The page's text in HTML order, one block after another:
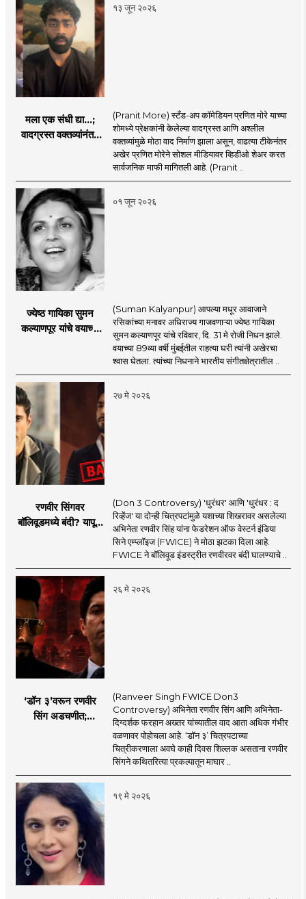
१३ जून २०२६
मला एक संधी द्या...;
वादग्रस्त वक्तव्यांनंतर
म्हणाला?
(Pranit More) स्टँड-अप कॉमेडियन प्रणित मोरे याच्या
शोमध्ये प्रेक्षकांनी केलेल्या वादग्रस्त आणि अश्लील
वक्तव्यांमुळे मोठा वाद निर्माण झाला असून, वाढत्या टीकेनंतर
अखेर प्रणित मोरेने सोशल मीडियावर व्हिडीओ शेअर करत
सार्वजनिक माफी मागितली आहे. (Pranit ..
०१ जून २०२६
ज्येष्ठ गायिका सुमन
कल्याणपूर यांचे वयाच्या
(Suman Kalyanpur) आपल्या मधूर आवाजाने
रसिकांच्या मनावर अधिराज्य गाजवणाऱ्या ज्येष्ठ गायिका
सुमन कल्याणपूर यांचे रविवार, दि. 31 मे रोजी निधन झाले.
वयाच्या 89व्या वर्षी मुंबईतील राहत्या घरी त्यांनी अखेरचा
श्वास घेतला. त्यांच्या निधनाने भारतीय संगीतक्षेत्रातील ..
२७ मे २०२६
रणवीर सिंगवर
बॉलिवूडमध्ये बंदी? यापूर्वी
(Don 3 Controversy) 'धुरंधर' आणि 'धुरंधर : द
रिव्हेंज' या दोन्ही चित्रपटांमुळे यशाच्या शिखरावर असलेल्या
अभिनेता रणवीर सिंह यांना फेडरेशन ऑफ वेस्टर्न इंडिया
सिने एम्प्लॉइज (FWICE) ने मोठा झटका दिला आहे.
FWICE ने बॉलिवूड इंडस्ट्रीत रणवीरवर बंदी घालण्याचे ..
२६ मे २०२६
‘डॉन ३’वरून रणवीर
सिंग अडचणीत;
(Ranveer Singh FWICE Don3
Controversy) अभिनेता रणवीर सिंग आणि अभिनेता-
दिग्दर्शक फरहान अख्तर यांच्यातील वाद आता अधिक गंभीर
वळणावर पोहोचला आहे. ‘डॉन ३’ चित्रपटाच्या
चित्रीकरणाला अवघे काही दिवस शिल्लक असताना रणवीर
सिंगने कथितरित्या प्रकल्पातून माघार ..
१९ मे २०२६